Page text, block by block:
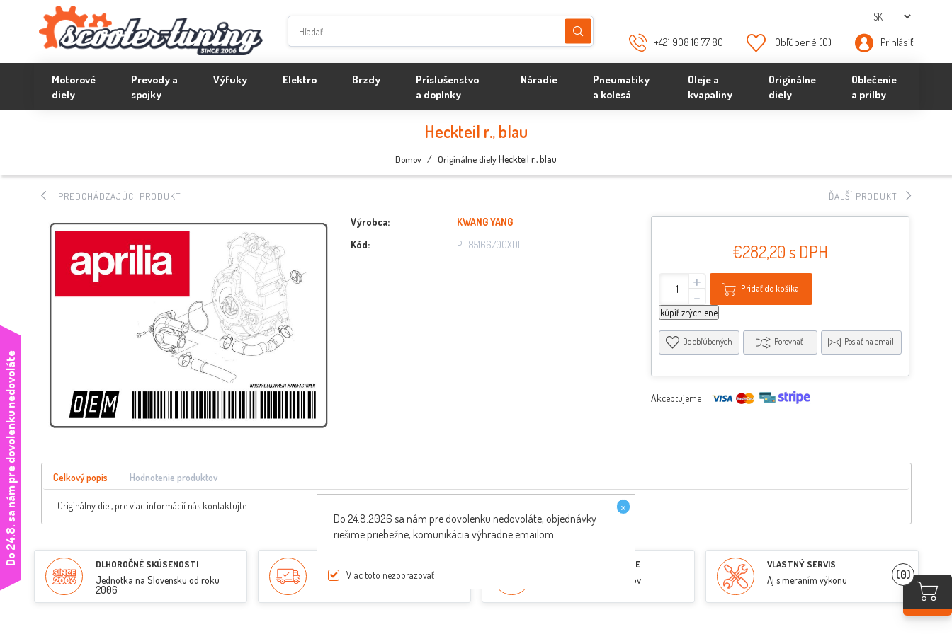
+421 908 16 77 80 Obľúbené (0) Prihlásiť
(0)
Motorové
diely
Prevody a
spojky
Výfuky Elektro Brzdy
Príslušenstvo
a doplnky
Náradie
Pneumatiky
a kolesá
Oleje a
kvapaliny
Originálne
diely
Oblečenie
a prilby
Heckteil r., blau
Domov / Originálne dielyHeckteil r., blau
PREDCHÁDZAJÚCI PRODUKT ĎALŠÍ PRODUKT
Výrobca:
KWANG YANG
Kód:
PI-85166700XD1 €282,20 s DPH
+
- Pridať do košíka
kúpiť zrýchlene
Do obľúbených Porovnať Poslať na email
Akceptujeme
Celkový popis Hodnotenie produktov
Originálny diel, pre viac informácií nás kontaktujte
DLHOROČNÉ SKÚSENOSTI
Jednotka na Slovensku od roku
2006
pri nákupe nad 200€
ŠPECIALISTI NA SKÚTRE
Poradenie od odborníkov
VLASTNÝ SERVIS
Aj s meraním výkonu
D
o
2
4
.
8
.
s
a
n
á
m
p
r
e
d
o
v
o
l
e
n
k
u
n
e
d
o
v
o
l
á
t
e ×
Do 24.8.2026 sa nám pre dovolenku nedovoláte, objednávky
riešime priebežne, komunikácia výhradne emailom
Viac toto nezobrazovať